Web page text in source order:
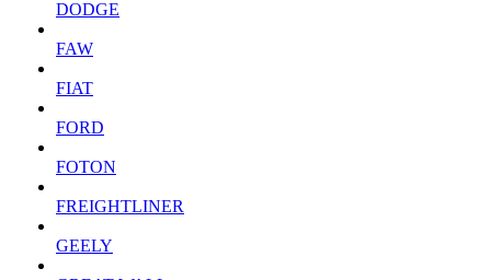
DODGE
FAW
FIAT
FORD
FOTON
FREIGHTLINER
GEELY